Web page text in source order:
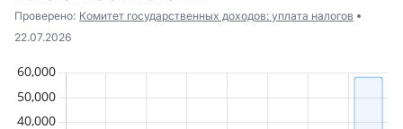
Проверено: Комитет государственных доходов: уплата налогов
22.07.2026